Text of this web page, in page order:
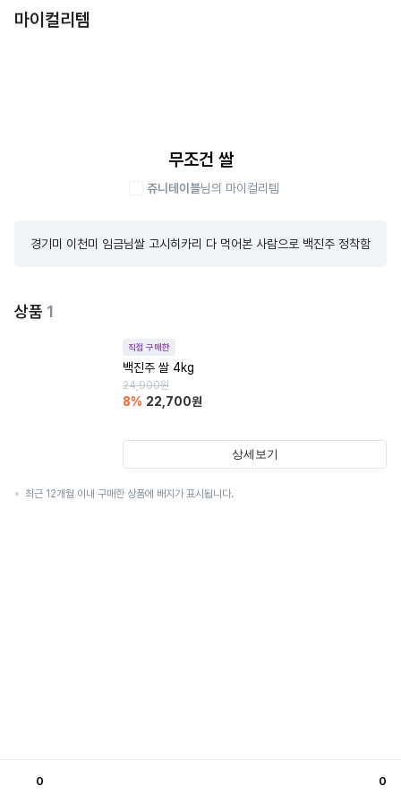
마이컬리템
무조건 쌀
쥬니테이블님의 마이컬리템
경기미 이천미 임금님쌀 고시히카리 다 먹어본 사람으로 백진주 정착함
상품 1
직접 구매한
백진주 쌀 4kg
24,900원
8% 22,700원
상세보기
최근 12개월 이내 구매한 상품에 배지가 표시됩니다.
0 0